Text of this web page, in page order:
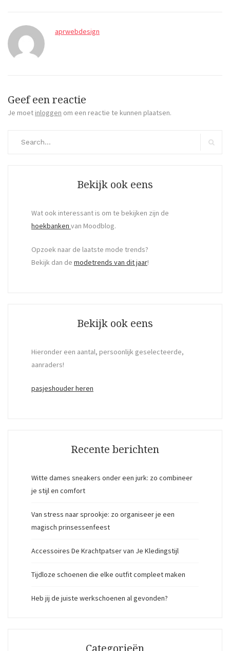
aprwebdesign
Geef een reactie
Je moet inloggen om een reactie te kunnen plaatsen.
Bekijk ook eens
Wat ook interessant is om te bekijken zijn de
hoekbanken van Moodblog.
Opzoek naar de laatste mode trends?
Bekijk dan de modetrends van dit jaar!
Bekijk ook eens
Hieronder een aantal, persoonlijk geselecteerde,
aanraders!
pasjeshouder heren
Recente berichten
Witte dames sneakers onder een jurk: zo combineer
je stijl en comfort
Van stress naar sprookje: zo organiseer je een
magisch prinsessenfeest
Accessoires De Krachtpatser van Je Kledingstijl
Tijdloze schoenen die elke outfit compleet maken
Heb jij de juiste werkschoenen al gevonden?